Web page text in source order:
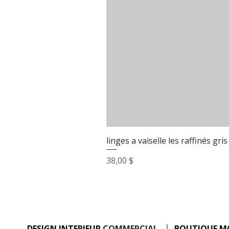
linges a vaiselle les raffinés gris
Prix
38,00 $